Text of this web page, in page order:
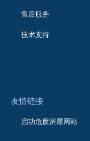
售后服务
技术支持
友情链接
启功危废房屋网站